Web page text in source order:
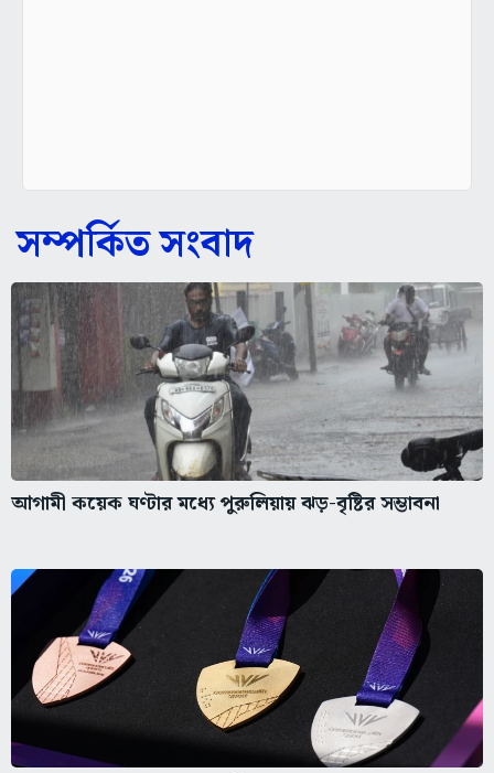
সম্পর্কিত সংবাদ
আগামী কয়েক ঘণ্টার মধ্যে পুরুলিয়ায় ঝড়-বৃষ্টির সম্ভাবনা